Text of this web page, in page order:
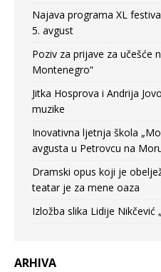
Najava programa XL
5. avgust
Poziv za prijave za učešće
Montenegro“
Jitka Hosprova i Andrija
muzike
Inovativna ljetnja škola
avgusta u Petrovcu na
Dramski opus koji je
teatar je za mene oaza
Izložba slika Lidije Nikčević
ARHIVA